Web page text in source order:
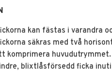
kan fästas i varandra
säkras med två
komprimera huvudutrymmet.
blixtlåsförsedd ficka